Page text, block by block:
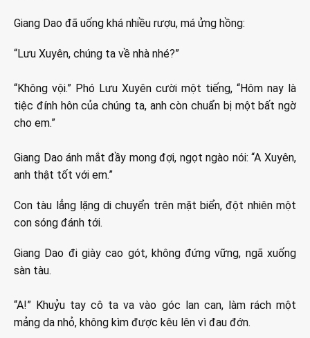
Giang Dao đã uống khá nhiều rượu, má ửng hồng:
“Lưu Xuyên, chúng ta về nhà nhé?”
“Không vội.” Phó Lưu Xuyên cười một tiếng, “Hôm nay là
tiệc đính hôn của chúng ta, anh còn chuẩn bị một bất ngờ
cho em.”
Giang Dao ánh mắt đầy mong đợi, ngọt ngào nói: “A Xuyên,
anh thật tốt với em.”
Con tàu lẳng lặng di chuyển trên mặt biển, đột nhiên một
con sóng đánh tới.
Giang Dao đi giày cao gót, không đứng vững, ngã xuống
sàn tàu.
“A!” Khuỷu tay cô ta va vào góc lan can, làm rách một
mảng da nhỏ, không kìm được kêu lên vì đau đớn.